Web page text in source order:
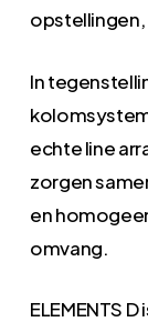
In
echte line
zorgen
en
omvang.
ELEMENTS